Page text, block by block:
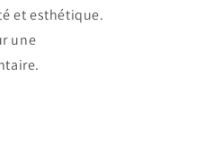
et esthétique.
une